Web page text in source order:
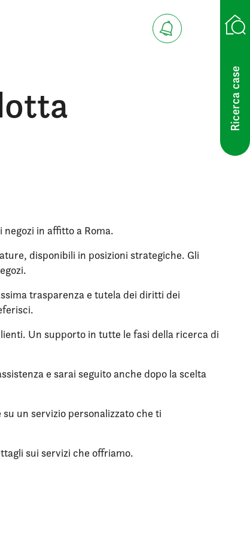
Ricerca case
in affitto a Roma.
disponibili in posizioni strategiche. Gli
trasparenza e tutela dei diritti dei
Un supporto in tutte le fasi della ricerca di
e sarai seguito anche dopo la scelta
un servizio personalizzato che ti
sui servizi che offriamo.